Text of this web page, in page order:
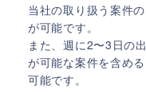
当社の取り扱う案件
が可能です。
また、週に2〜3日の
が可能な案件を含め
可能です。